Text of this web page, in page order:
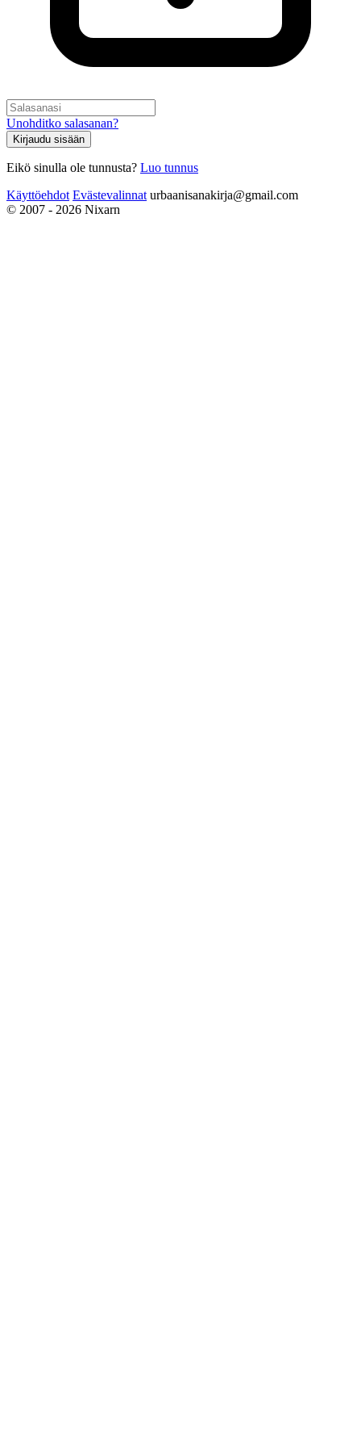
Unohditko salasanan?
Kirjaudu sisään
Eikö sinulla ole tunnusta? Luo tunnus
Käyttöehdot Evästevalinnat urbaanisanakirja@gmail.com
© 2007 - 2026 Nixarn